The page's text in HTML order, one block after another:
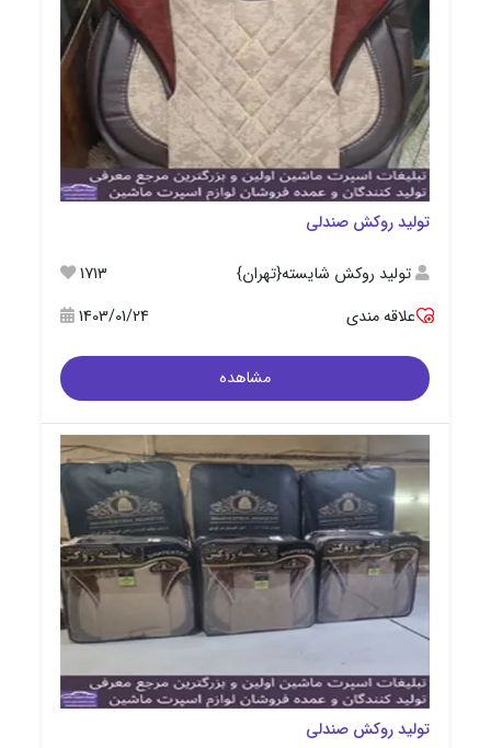
تولید روکش صندلی
تولید روکش شایسته{تهران}
1713
علاقه مندی
1403/01/24
مشاهده
تولید روکش صندلی